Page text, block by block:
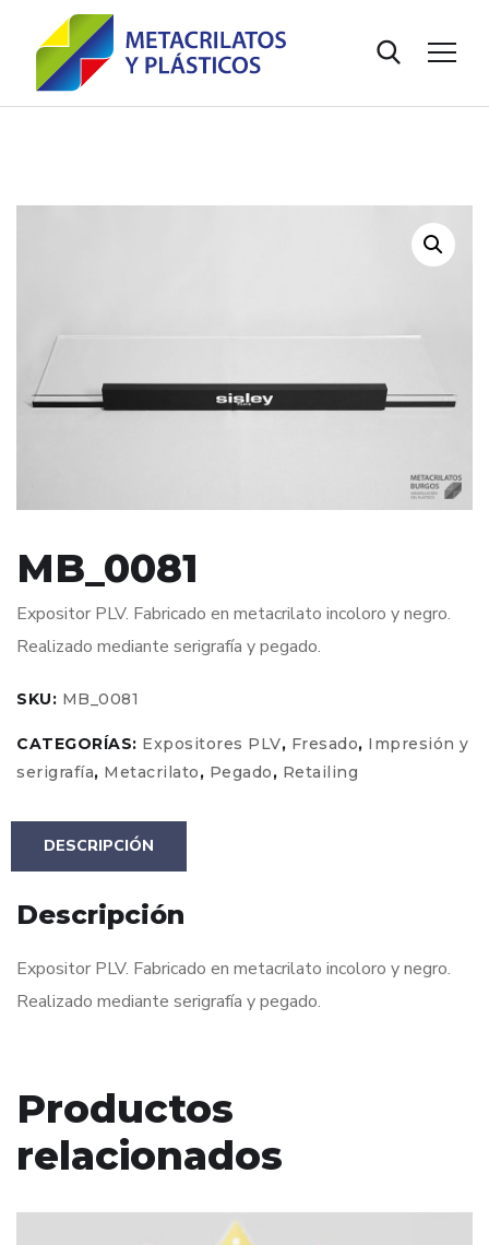
MB_0081
Expositor PLV. Fabricado en metacrilato incoloro y negro.
Realizado mediante serigrafía y pegado.
SKU: MB_0081
CATEGORÍAS: Expositores PLV, Fresado, Impresión y
serigrafía, Metacrilato, Pegado, Retailing
DESCRIPCIÓN
Descripción
Expositor PLV. Fabricado en metacrilato incoloro y negro.
Realizado mediante serigrafía y pegado.
Productos
relacionados